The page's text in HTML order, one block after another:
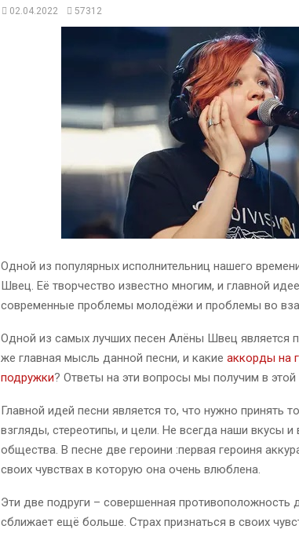
02.04.2022 57312
Одной из популярных исполнительниц нашего
Швец. Её творчество известно многим, и главной
современные проблемы молодёжи и проблемы во
Одной из самых лучших песен Алёны Швец является
же главная мысль данной песни, и какие аккорды на
подружки? Ответы на эти вопросы мы получим в этой
Главной идей песни является то, что нужно принять
взгляды, стереотипы, и цели. Не всегда наши вкусы
общества. В песне две героини :первая героиня
своих чувствах в которую она очень влюблена.
Эти две подруги – совершенная противоположность
сближает ещё больше. Страх признаться в своих